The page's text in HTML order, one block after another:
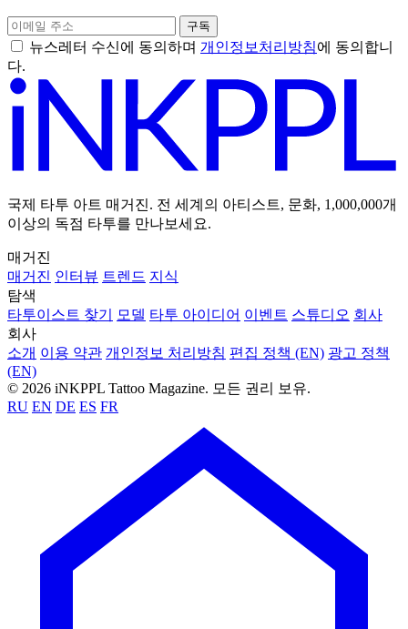
구독
뉴스레터 수신에 동의하며 개인정보처리방침에 동의합니
다.
국제 타투 아트 매거진. 전 세계의 아티스트, 문화, 1,000,000개
이상의 독점 타투를 만나보세요.
매거진
매거진 인터뷰 트렌드 지식
탐색
타투이스트 찾기
모델 타투 아이디어 이벤트 스튜디오 회사
회사
소개 이용 약관 개인정보 처리방침 편집 정책 (EN) 광고 정책
(EN)
© 2026 iNKPPL Tattoo Magazine. 모든 권리 보유.
RU EN DE ES FR